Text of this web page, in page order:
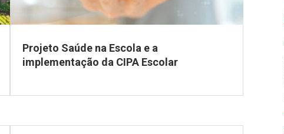
Projeto Saúde na Escola e a
implementação da CIPA Escolar